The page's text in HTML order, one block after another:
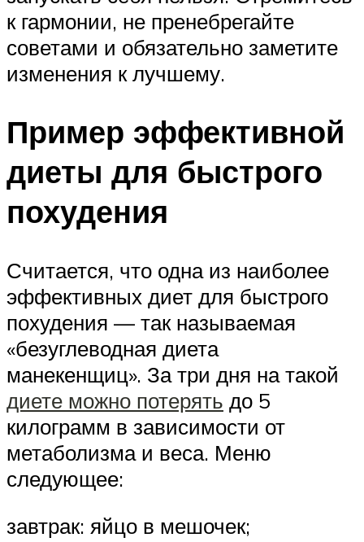
к гармонии, не пренебрегайте
советами и обязательно заметите
изменения к лучшему.
Пример эффективной
диеты для быстрого
похудения
Считается, что одна из наиболее
эффективных диет для быстрого
похудения — так называемая
«безуглеводная диета
манекенщиц». За три дня на такой
диете можно потерять до 5
килограмм в зависимости от
метаболизма и веса. Меню
следующее:
завтрак: яйцо в мешочек;